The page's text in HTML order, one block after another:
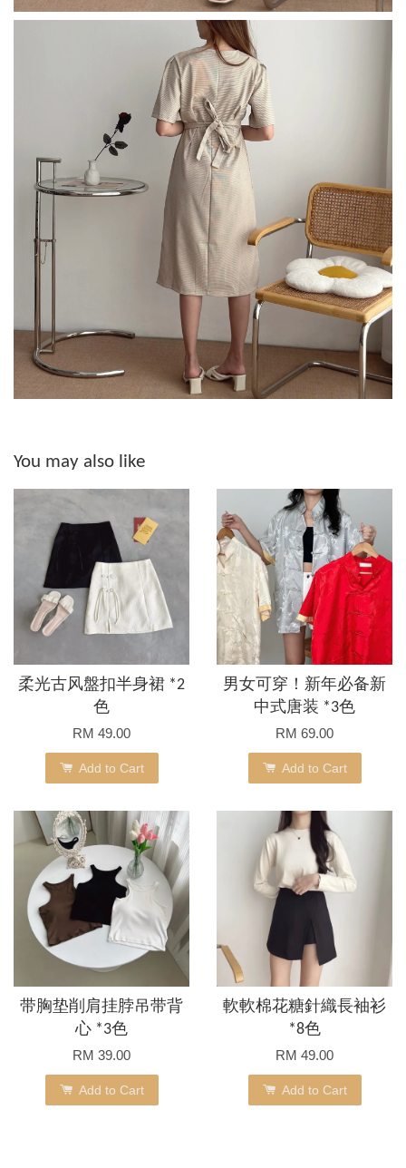
You may also like
柔光古风盤扣半身裙 *2
色
RM 49.00
Add to Cart
男女可穿！新年必备新
中式唐装 *3色
RM 69.00
Add to Cart
带胸垫削肩挂脖吊带背
心 *3色
RM 39.00
Add to Cart
軟軟棉花糖針織長袖衫
*8色
RM 49.00
Add to Cart